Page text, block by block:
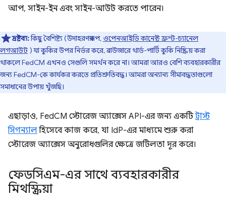
আপ, সাইন-ইন এবং সাইন-আউট করতে পারেন।
দ্রষ্টব্য:কিছু বৈশিষ্ট্য (উদাহরণস্বরূপ, ওপেনআইডি কানেক্ট ফ্রন্ট-চ্যানেল
লগআউট ) যা কুকির উপর নির্ভর করে, ব্রাউজারে থার্ড-পার্টি কুকি নিষ্ক্রিয় করা
থাকলে FedCM এখনও সেগুলি সমর্থন করে না। আমরা আরও বেশি ব্যবহারকারীর
জন্য FedCM-কে কার্যকর করতে প্রতিশ্রুতিবদ্ধ। আমরা অন্যান্য সীমাবদ্ধতাগুলো
সমাধানের উপায় খুঁজছি।
এছাড়াও, FedCM স্টোরেজ অ্যাক্সেস API-এর জন্য একটিট্রাস্ট
সিগন্যালহিসেবে কাজ করে, যা IdP-এর মাধ্যমে শুরু করা
স্টোরেজ অ্যাক্সেস অনুরোধগুলির ক্ষেত্রে জটিলতা দূর করে।
ফেডসিএম-এর সাথে ব্যবহারকারীর
মিথস্ক্রিয়া